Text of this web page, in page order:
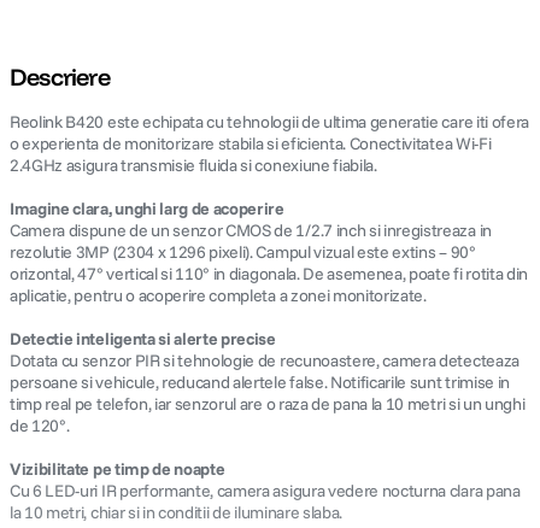
Descriere
Reolink B420 este echipata cu tehnologii de ultima generatie care iti ofera
o experienta de monitorizare stabila si eficienta. Conectivitatea Wi-Fi
2.4GHz asigura transmisie fluida si conexiune fiabila.
Imagine clara, unghi larg de acoperire
Camera dispune de un senzor CMOS de 1/2.7 inch si inregistreaza in
rezolutie 3MP (2304 x 1296 pixeli). Campul vizual este extins – 90°
orizontal, 47° vertical si 110° in diagonala. De asemenea, poate fi rotita din
aplicatie, pentru o acoperire completa a zonei monitorizate.
Detectie inteligenta si alerte precise
Dotata cu senzor PIR si tehnologie de recunoastere, camera detecteaza
persoane si vehicule, reducand alertele false. Notificarile sunt trimise in
timp real pe telefon, iar senzorul are o raza de pana la 10 metri si un unghi
de 120°.
Vizibilitate pe timp de noapte
Cu 6 LED-uri IR performante, camera asigura vedere nocturna clara pana
la 10 metri, chiar si in conditii de iluminare slaba.